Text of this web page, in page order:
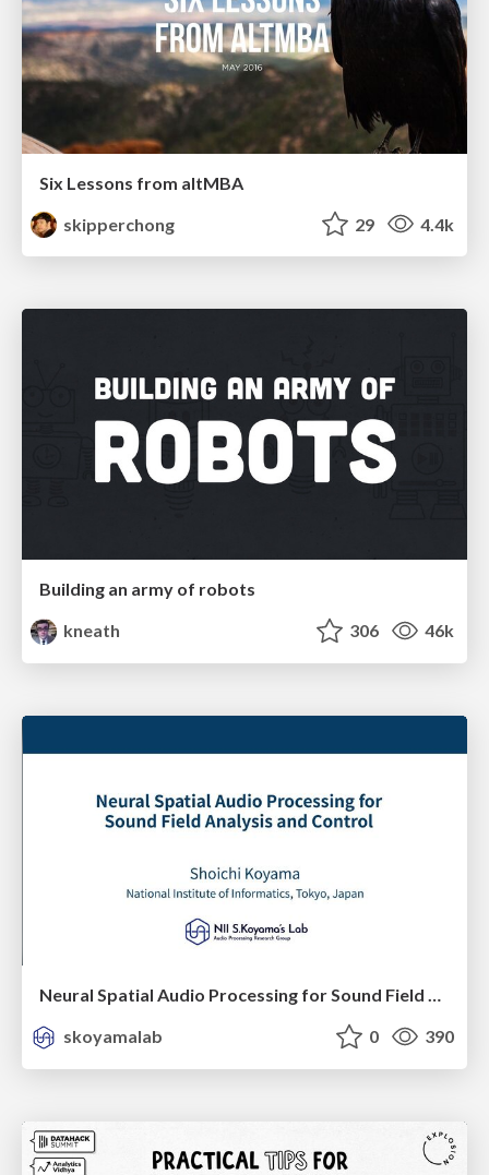
Six Lessons from altMBA
skipperchong
29 4.4k
Building an army of robots
kneath
306 46k
Neural Spatial Audio Processing for Sound Field Analysis and Control
skoyamalab
0 390